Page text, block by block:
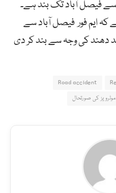
فیصل آباد تک بند ہے۔
کہ ایم فور فیصل آباد سے
دھند کی وجہ سے بند کر دی
Road accident
موٹرویز کی صورتحال